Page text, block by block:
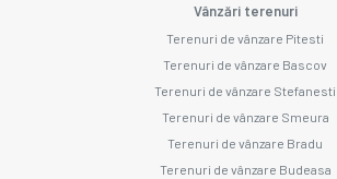
Vânzări terenuri
Terenuri de vânzare Pitesti
Terenuri de vânzare Bascov
Terenuri de vânzare Stefanesti
Terenuri de vânzare Smeura
Terenuri de vânzare Bradu
Terenuri de vânzare Budeasa